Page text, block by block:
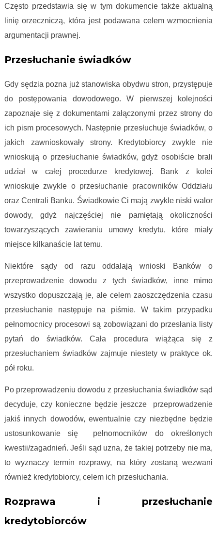
Często przedstawia się w tym dokumencie także aktualną
linię orzeczniczą, która jest podawana celem wzmocnienia
argumentacji prawnej.
Przesłuchanie świadków
Gdy sędzia pozna już stanowiska obydwu stron, przystępuje
do postępowania dowodowego. W pierwszej kolejności
zapoznaje się z dokumentami załączonymi przez strony do
ich pism procesowych. Następnie przesłuchuje świadków, o
jakich zawnioskowały strony. Kredytobiorcy zwykle nie
wnioskują o przesłuchanie świadków, gdyż osobiście brali
udział w całej procedurze kredytowej. Bank z kolei
wnioskuje zwykle o przesłuchanie pracowników Oddziału
oraz Centrali Banku. Świadkowie Ci mają zwykle niski walor
dowody, gdyż najczęściej nie pamiętają okoliczności
towarzyszących zawieraniu umowy kredytu, które miały
miejsce kilkanaście lat temu.
Niektóre sądy od razu oddalają wnioski Banków o
przeprowadzenie dowodu z tych świadków, inne mimo
wszystko dopuszczają je, ale celem zaoszczędzenia czasu
przesłuchanie następuje na piśmie. W takim przypadku
pełnomocnicy procesowi są zobowiązani do przesłania listy
pytań do świadków. Cała procedura wiążąca się z
przesłuchaniem świadków zajmuje niestety w praktyce ok.
pół roku.
Po przeprowadzeniu dowodu z przesłuchania świadków sąd
decyduje, czy konieczne będzie jeszcze przeprowadzenie
jakiś innych dowodów, ewentualnie czy niezbędne będzie
ustosunkowanie się pełnomocników do określonych
kwestii/zagadnień. Jeśli sąd uzna, że takiej potrzeby nie ma,
to wyznaczy termin rozprawy, na który zostaną wezwani
również kredytobiorcy, celem ich przesłuchania.
Rozprawa i przesłuchanie
kredytobiorców